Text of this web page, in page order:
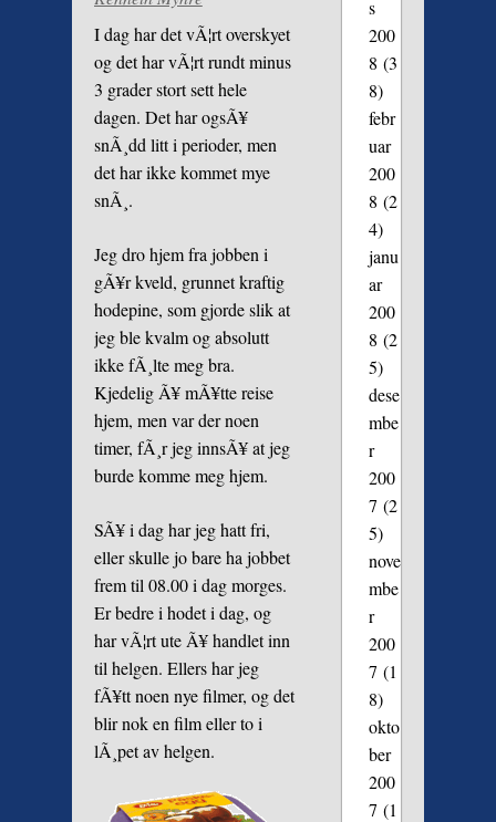
I dag har det vÃ¦rt overskyet
og det har vÃ¦rt rundt minus
3 grader stort sett hele
dagen. Det har ogsÃ¥
snÃ¸dd litt i perioder, men
det har ikke kommet mye
snÃ¸.
Jeg dro hjem fra jobben i
gÃ¥r kveld, grunnet kraftig
hodepine, som gjorde slik at
jeg ble kvalm og absolutt
ikke fÃ¸lte meg bra.
Kjedelig Ã¥ mÃ¥tte reise
hjem, men var der noen
timer, fÃ¸r jeg innsÃ¥ at jeg
burde komme meg hjem.
SÃ¥ i dag har jeg hatt fri,
eller skulle jo bare ha jobbet
frem til 08.00 i dag morges.
Er bedre i hodet i dag, og
har vÃ¦rt ute Ã¥ handlet inn
til helgen. Ellers har jeg
fÃ¥tt noen nye filmer, og det
blir nok en film eller to i
lÃ¸pet av helgen.
s
200
8 (3
8)
febr
uar
200
8 (2
4)
janu
ar
200
8 (2
5)
dese
mbe
r
200
7 (2
5)
nove
mbe
r
200
7 (1
8)
okto
ber
200
7 (1